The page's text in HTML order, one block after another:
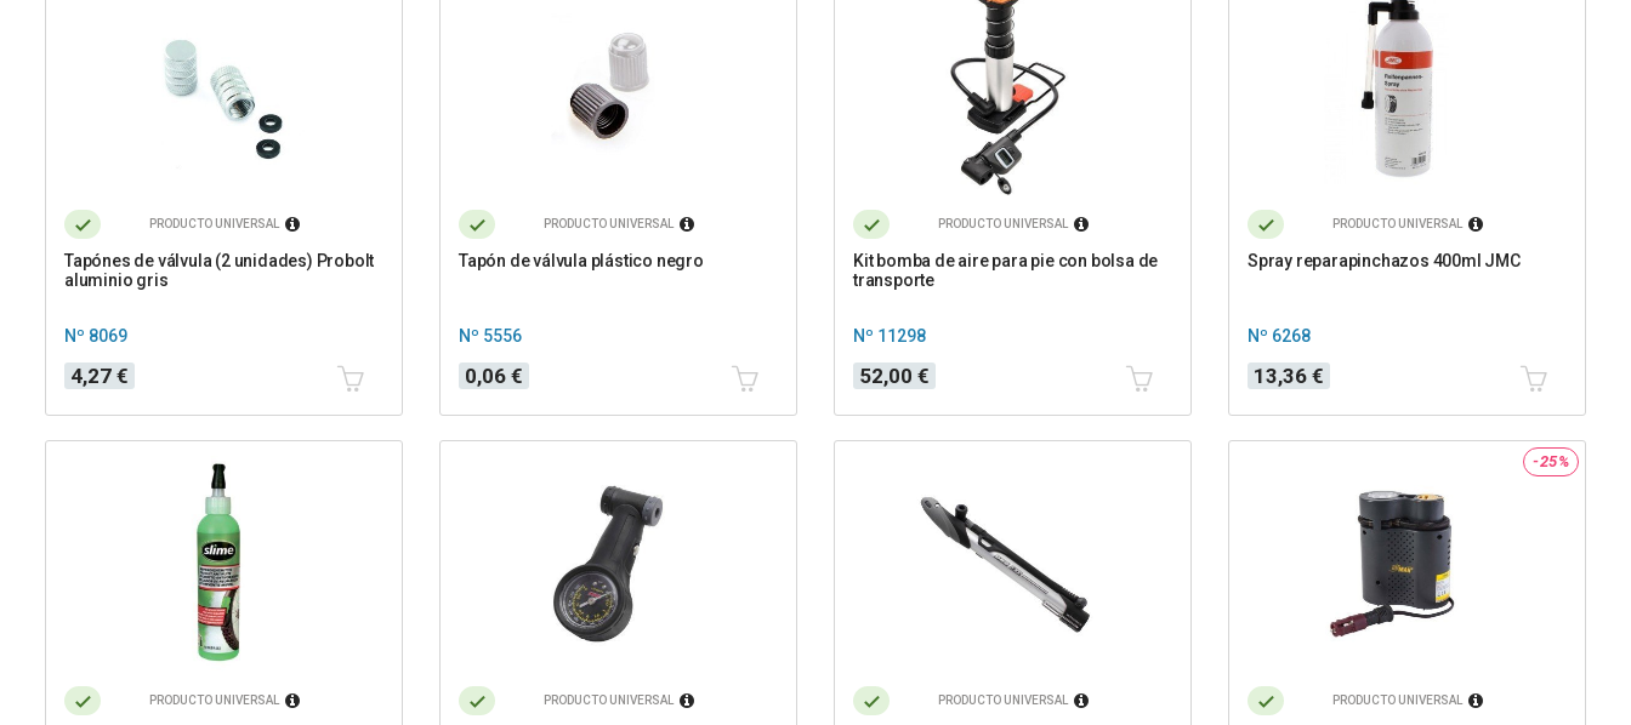
PRODUCTO UNIVERSAL
Tapónes de válvula (2 unidades) Probolt
aluminio gris
Nº 8069
Precio
4,27 €
PRODUCTO UNIVERSAL
Tapón de válvula plástico negro
Nº 5556
Precio
0,06 €
PRODUCTO UNIVERSAL
Kit bomba de aire para pie con bolsa de
transporte
Nº 11298
Precio
52,00 €
PRODUCTO UNIVERSAL
Spray reparapinchazos 400ml JMC
Nº 6268
Precio
13,36 €
PRODUCTO UNIVERSAL PRODUCTO UNIVERSAL PRODUCTO UNIVERSAL
-25%
PRODUCTO UNIVERSAL